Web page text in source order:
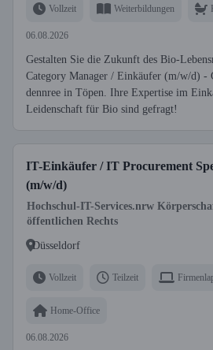
Vollzeit Weiterbildungen
06.08.2026
Gestalten Sie die Zukunft des Bio-
Category Manager / Einkäufer (m/w/d) -
dennree in Töpen. Ihre Expertise im
Leidenschaft für Bio sind gefragt!
IT-Einkäufer / IT Procurement
(m/w/d)
Hochschul-IT-Services.nrw
öffentlichen Rechts
Düsseldorf
Vollzeit Teilzeit
Home-Office
06.08.2026